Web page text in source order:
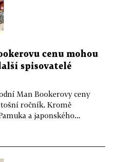
cenu mohou
spisovatelé
Man Bookerovy ceny
ročník. Kromě
a japonského...